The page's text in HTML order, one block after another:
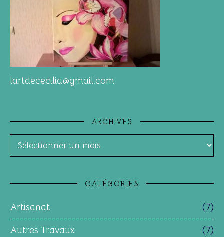
lartdececilia@gmail.com
ARCHIVES
Archives
CATÉGORIES
Artisanat
(7)
Autres Travaux
(7)